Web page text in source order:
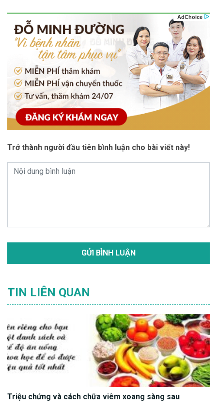
Trở thành người đầu tiên bình luận cho bài viết này!
TIN LIÊN QUAN
Triệu chứng và cách chữa viêm xoang sàng sau